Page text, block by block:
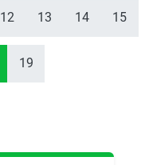
12 13 14 15
19